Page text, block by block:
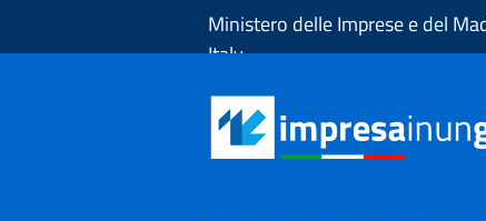
Ministero delle Imprese e del
Italy